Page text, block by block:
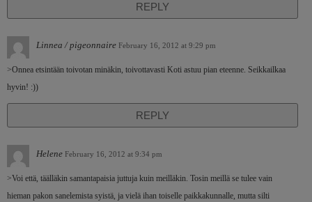
REPLY
Linnea / pigeonnaire February 16, 2012 at 9:29 pm
>Onnea etsintään toivotan minäkin, toivottavasti Koti astuu pian eteenne. Seikkailkaa
hyvin! :))
REPLY
Helene February 16, 2012 at 9:34 pm
>Voi että, täälläkin samantapaisia juttuja kuin meilläkin. Tosin meillä se tulee vain
hieman pakon sanelemista syistä, ja vielä ihan toiselle paikkakunnalle, mutta silti